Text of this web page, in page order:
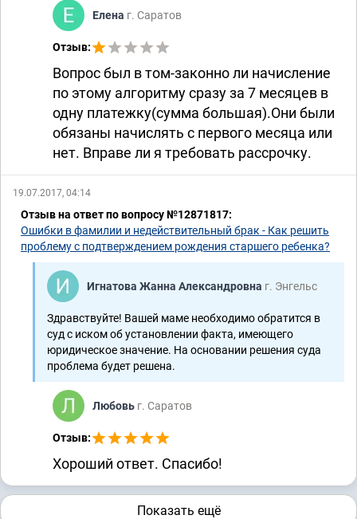
Елена г. Саратов
Отзыв:
Вопрос был в том-законно ли начисление
по этому алгоритму сразу за 7 месяцев в
одну платежку(сумма большая).Они были
обязаны начислять с первого месяца или
нет. Вправе ли я требовать рассрочку.
19.07.2017, 04:14
Отзыв на ответ по вопросу №12871817:
Ошибки в фамилии и недействительный брак - Как решить
проблему с подтверждением рождения старшего ребенка?
Игнатова Жанна Александровна г. Энгельс
Здравствуйте! Вашей маме необходимо обратится в
суд с иском об установлении факта, имеющего
юридическое значение. На основании решения суда
проблема будет решена.
Любовь г. Саратов
Отзыв:
Хороший ответ. Спасибо!
Показать ещё